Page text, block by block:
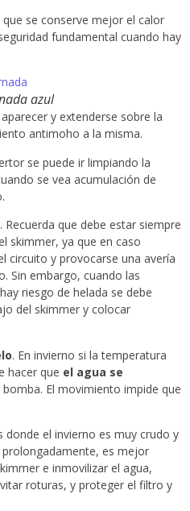
se conserve mejor el calor
fundamental cuando hay
azul
y extenderse sobre la
antimoho a la misma.
se puede ir limpiando la
se vea acumulación de
. Recuerda que debe estar siempre
skimmer, ya que en caso
circuito y provocarse una avería
Sin embargo, cuando las
riesgo de helada se debe
del skimmer y colocar
. En invierno si la temperatura
hacer que el agua se
El movimiento impide que
donde el invierno es muy crudo y
es mejor
e inmovilizar el agua,
roturas, y proteger el filtro y